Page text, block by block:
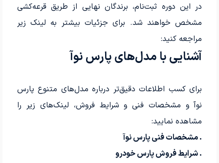
در این دوره ثبت‌نام، برندگان نهایی از طریق قرعه‌کشی
مشخص خواهند شد. برای جزئیات بیشتر به لینک زیر
مراجعه کنید:
آشنایی با مدل‌های پارس نوآ
برای کسب اطلاعات دقیق‌تر درباره مدل‌های متنوع پارس
نوآ و مشخصات فنی و شرایط فروش، لینک‌های زیر را
مشاهده نمایید:
. مشخصات فنی پارس نوآ
. شرایط فروش پارس خودرو